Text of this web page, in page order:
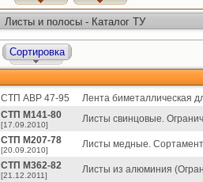
Листы и полосы - Каталог ТУ
Сортировка
СТП АВР 47-95
Лента биметаллическая
СТП М141-80
[17.09.2010]
Листы свинцовые.
СТП М207-78
[20.09.2010]
Листы медные.
СТП М362-82
[21.12.2011]
Листы из алюминия